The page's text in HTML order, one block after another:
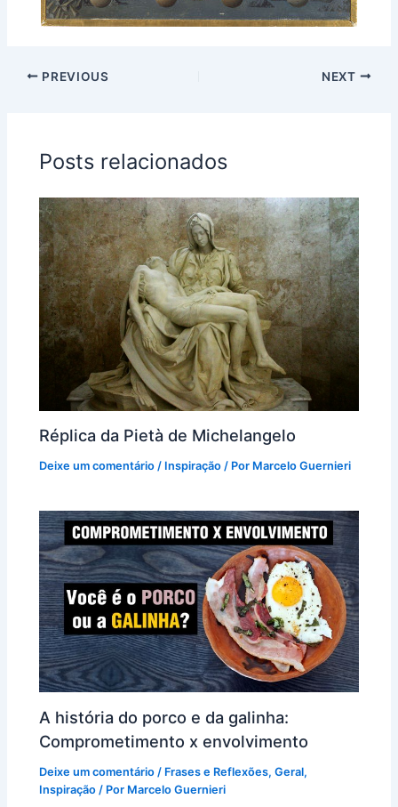
PREVIOUS NEXT
Posts relacionados
Réplica da Pietà de Michelangelo
Deixe um comentário / Inspiração / Por Marcelo Guernieri
A história do porco e da galinha:
Comprometimento x envolvimento
Deixe um comentário / Frases e Reflexões,Geral,
Inspiração / Por Marcelo Guernieri